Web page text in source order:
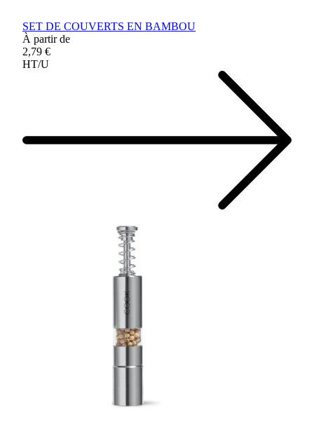
SET DE COUVERTS EN BAMBOU
À partir de
2,79 €
HT/U